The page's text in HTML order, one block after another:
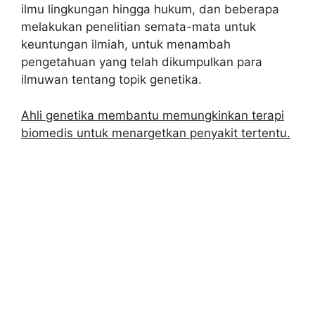
ilmu lingkungan hingga hukum, dan beberapa
melakukan penelitian semata-mata untuk
keuntungan ilmiah, untuk menambah
pengetahuan yang telah dikumpulkan para
ilmuwan tentang topik genetika.
Ahli genetika membantu memungkinkan terapi
biomedis untuk menargetkan penyakit tertentu.